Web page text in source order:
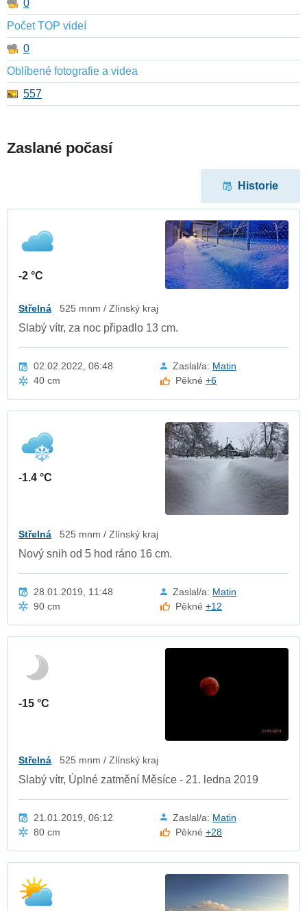
0
Počet TOP videí
0
Oblíbené fotografie a videa
557
Zaslané počasí
Historie
-2 °C
Střelná 525 mnm / Zlínský kraj
Slabý vítr, za noc připadlo 13 cm.
02.02.2022, 06:48 Zaslal/a: Matin
40 cm
Pěkné+6
-1.4 °C
Střelná 525 mnm / Zlínský kraj
Nový snih od 5 hod ráno 16 cm.
28.01.2019, 11:48 Zaslal/a: Matin
90 cm
Pěkné+12
-15 °C
Střelná 525 mnm / Zlínský kraj
Slabý vítr, Úplné zatmění Měsíce - 21. ledna 2019
21.01.2019, 06:12 Zaslal/a: Matin
80 cm
Pěkné+28